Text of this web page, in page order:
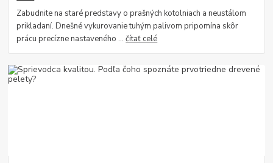
Zabudnite na staré predstavy o prašných kotolniach a neustálom
prikladaní. Dnešné vykurovanie tuhým palivom pripomína skôr
prácu precízne nastaveného ...čítať celé